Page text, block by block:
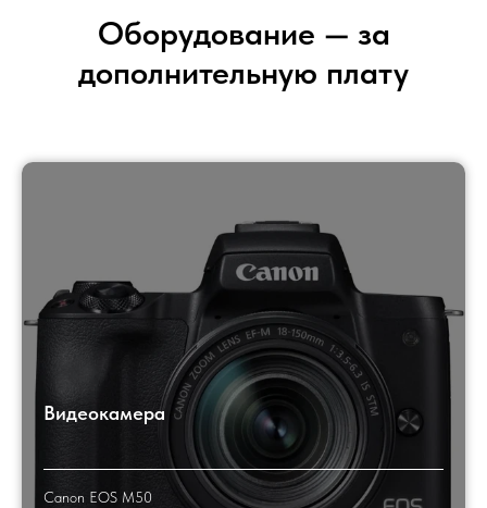
Оборудование — за
дополнительную плату
Видеокамера
Canon EOS M50